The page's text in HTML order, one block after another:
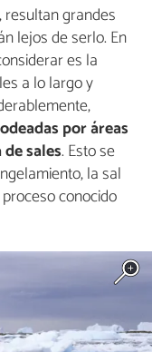
resultan grandes
lejos de serlo. En
es la
a lo largo y
por áreas
sales. Esto se
la sal
conocido